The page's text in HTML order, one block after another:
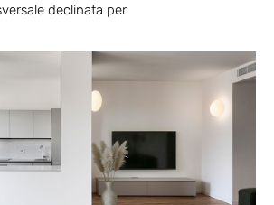
declinata per